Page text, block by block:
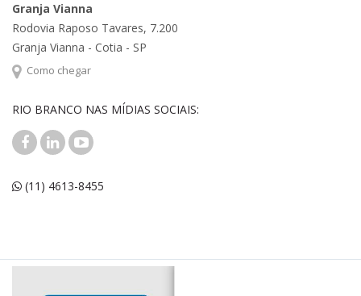
Granja Vianna
Rodovia Raposo Tavares, 7.200
Granja Vianna - Cotia - SP
Como chegar
RIO BRANCO NAS MÍDIAS SOCIAIS:
(11) 4613-8455